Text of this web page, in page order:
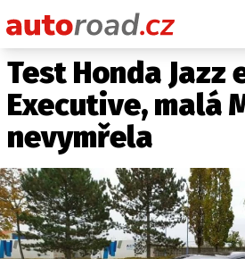
AUTA
TESTY AUT
SPY
HISTORIE
ZAJÍMAVOSTI
Test Honda Jazz
Executive, malá
nevymřela